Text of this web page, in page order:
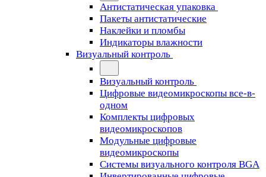
Антистатическая упаковка
Пакеты антистатические
Наклейки и пломбы
Индикаторы влажности
Визуальный контроль
Визуальный контроль
Цифровые видеомикроскопы все-в-
одном
Комплекты цифровых
видеомикроскопов
Модульные цифровые
видеомикроскопы
Cистемы визуального контроля BGA